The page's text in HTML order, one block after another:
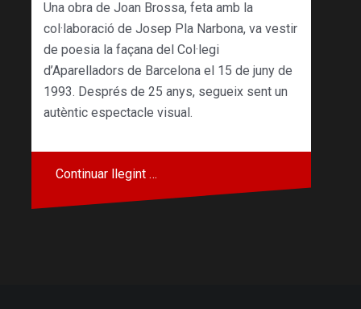
Una obra de Joan Brossa, feta amb la
col·laboració de Josep Pla Narbona, va vestir
de poesia la façana del Col·legi
d’Aparelladors de Barcelona el 15 de juny de
1993. Després de 25 anys, segueix sent un
autèntic espectacle visual.
Continuar llegint …